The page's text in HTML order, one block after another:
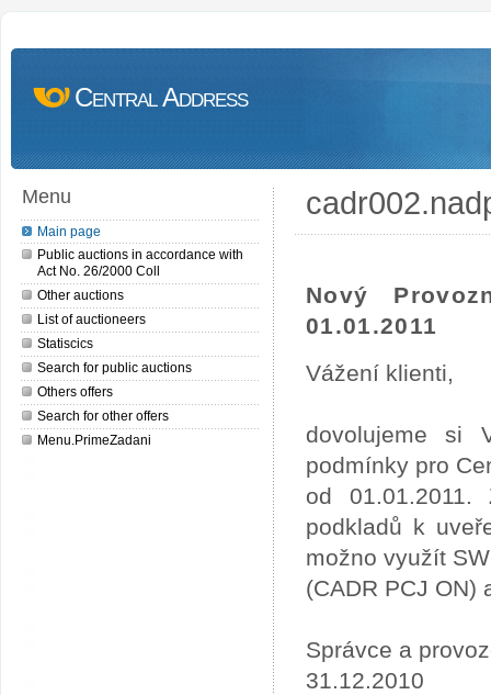
Central Address
Menu
Main page
Public auctions in accordance with
Act No. 26/2000 Coll
Other auctions
List of auctioneers
Statiscics
Search for public auctions
Others offers
Search for other offers
Menu.PrimeZadani
Nový
01.01.2011
Vážení klienti,
dovolujeme si
podmínky pro
od 01.01.2011.
podkladů k
možno využít
(CADR PCJ ON)
Správce a
31.12.2010